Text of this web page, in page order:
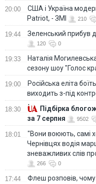
20:00
США і Україна
Patriot, - ЗМІ
210
19:44 Зеленський прибув
120 0
19:33
Наталія
сезону шоу "Голос
19:00
Російська еліта
виходить з-під
18:30
Підбірка
за 7 серпня
9502
18:01
"Вони воюють, самі
Чернівцях водія
зневажливих слів
266 0
17:44 Флеш розповів,